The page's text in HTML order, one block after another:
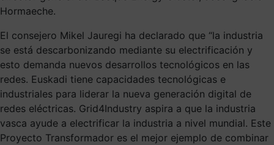
Hormaeche.
El consejero Mikel Jauregi ha declarado que “la industria
se está descarbonizando mediante su electrificación y
esto demanda nuevos desarrollos tecnológicos en las
redes. Euskadi tiene capacidades tecnológicas e
industriales para liderar la nueva generación digital de
redes eléctricas. Grid4Industry aspira a que la industria
vasca ayude a electrificar la industria a nivel mundial. Este
Proyecto Transformador es el mejor ejemplo de combinar